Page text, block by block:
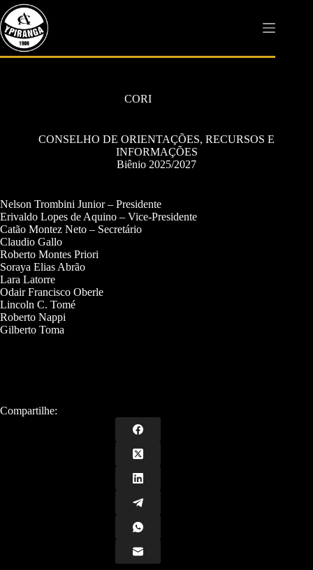
Pular
para
o
conteúdo
CORI
CONSELHO DE ORIENTAÇÕES, RECURSOS E
INFORMAÇÕES
Biênio 2025/2027
Nelson Trombini Junior – Presidente
Erivaldo Lopes de Aquino – Vice-Presidente
Catão Montez Neto – Secretário
Claudio Gallo
Roberto Montes Priori
Soraya Elias Abrão
Lara Latorre
Odair Francisco Oberle
Lincoln C. Tomé
Roberto Nappi
Gilberto Toma
Compartilhe: